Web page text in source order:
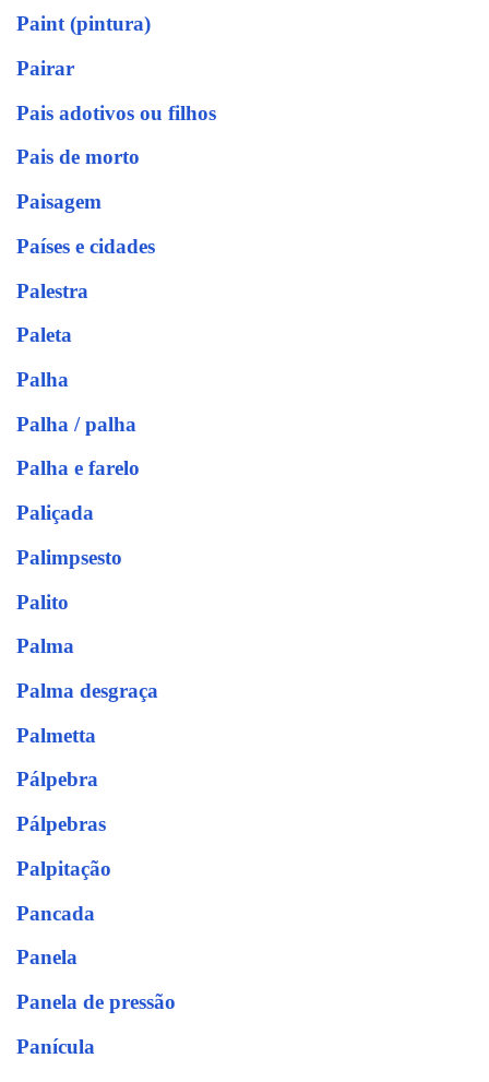
Paint (pintura)
Pairar
Pais adotivos ou filhos
Pais de morto
Paisagem
Países e cidades
Palestra
Paleta
Palha
Palha / palha
Palha e farelo
Paliçada
Palimpsesto
Palito
Palma
Palma desgraça
Palmetta
Pálpebra
Pálpebras
Palpitação
Pancada
Panela
Panela de pressão
Panícula